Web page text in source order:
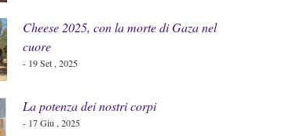
Cheese 2025, con la morte di Gaza nel
cuore
- 19 Set , 2025
La potenza dei nostri corpi
- 17 Giu , 2025